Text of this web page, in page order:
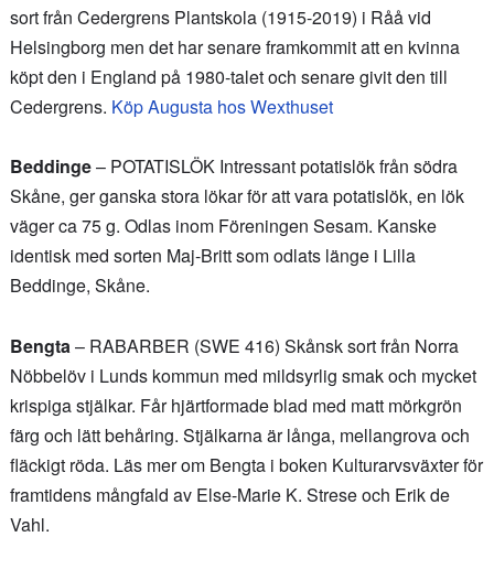
sort från Cedergrens Plantskola (1915-2019) i Råå vid
Helsingborg men det har senare framkommit att en kvinna
köpt den i England på 1980-talet och senare givit den till
Cedergrens. Köp Augusta hos Wexthuset
Beddinge– POTATISLÖK Intressant potatislök från södra
Skåne, ger ganska stora lökar för att vara potatislök, en lök
väger ca 75 g. Odlas inom Föreningen Sesam. Kanske
identisk med sorten Maj-Britt som odlats länge i Lilla
Beddinge, Skåne.
Bengta– RABARBER (SWE 416) Skånsk sort från Norra
Nöbbelöv i Lunds kommun med mildsyrlig smak och mycket
krispiga stjälkar. Får hjärtformade blad med matt mörkgrön
färg och lätt behåring. Stjälkarna är långa, mellangrova och
fläckigt röda. Läs mer om Bengta i boken Kulturarvsväxter för
framtidens mångfald av Else-Marie K. Strese och Erik de
Vahl.